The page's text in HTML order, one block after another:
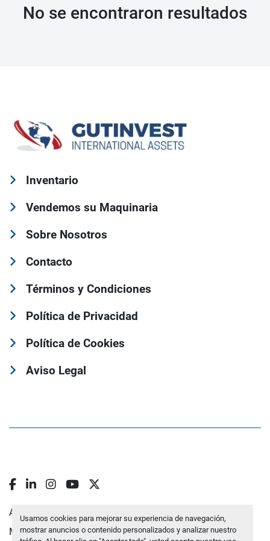
Usamos cookies para mejorar su experiencia de navegación,
mostrar anuncios o contenido personalizados y analizar nuestro
No se encontraron resultados
Inventario
Vendemos su Maquinaria
Sobre Nosotros
Contacto
Términos y Condiciones
Política de Privacidad
Política de Cookies
Aviso Legal
Administrar cookies
Machinio Systemsitio web deMachinio
facebook
linkedininstagram
youtube